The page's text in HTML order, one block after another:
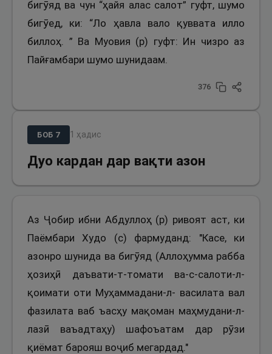
бигӯяд ва чун “ҳайя алас салот” гуфт, шумо
бигӯед, ки: “Ло ҳавла вало қуввата илло
биллоҳ. ” Ва Муовия (р) гуфт: Ин чизро аз
Пайғамбари шумо шунидаам.
376
БОБ 7 1 ҳадис
Дуо кардан дар вақти азон
Аз Ҷобир ибни Абдуллоҳ (р) ривоят аст, ки
Паёмбари Худо (с) фармуданд: "Касе, ки
азонро шунида ва бигӯяд (Аллоҳумма рабба
ҳозиҳӣ даъвати-т-томати ва-с-салоти-л-
қоимати оти Муҳаммадани-л- василата вал
фазилата ваб ъасҳу мақоман маҳмудани-л-
лазӣ ваъадтаҳу) шафоъатам дар рӯзи
қиёмат барояш воҷиб мегардад."